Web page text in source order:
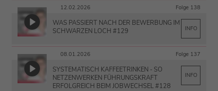
12.02.2026 Folge 138
WAS PASSIERT NACH DER BEWERBUNG IM
SCHWARZEN LOCH #129
INFO
08.01.2026 Folge 137
SYSTEMATISCH KAFFEETRINKEN - SO
NETZENWERKEN FÜHRUNGSKRAFT
ERFOLGREICH BEIM JOBWECHSEL #128
INFO